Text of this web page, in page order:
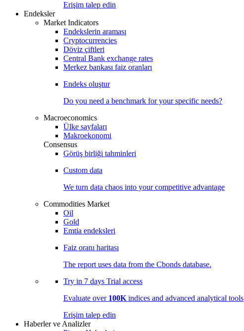
Erişim talep edin
Endeksler
Market Indicators
Endekslerin araması
Cryptocurrencies
Döviz çiftleri
Central Bank exchange rates
Merkez bankası faiz oranları
Endeks oluştur
Do you need a benchmark for your specific needs?
Macroeconomics
Ülke sayfaları
Makroekonomi
Consensus
Görüş birliği tahminleri
Custom data
We turn data chaos into your competitive advantage
Commodities Market
Oil
Gold
Emtia endeksleri
Faiz oranı haritası
The report uses data from the Cbonds database.
Try in 7 days Trial access
Evaluate over 100K indices and advanced analytical tools
Erişim talep edin
Haberler ve Analizler